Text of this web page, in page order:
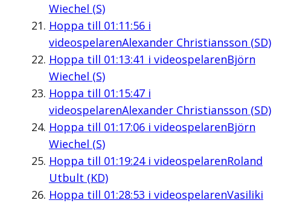
Wiechel (S)
Hoppa till 01:11:56i
videospelarenAlexander Christiansson (SD)
Hoppa till 01:13:41 i videospelarenBjörn
Wiechel (S)
Hoppa till 01:15:47i
videospelarenAlexander Christiansson (SD)
Hoppa till 01:17:06i videospelarenBjörn
Wiechel (S)
Hoppa till 01:19:24i videospelarenRoland
Utbult (KD)
Hoppa till 01:28:53 i videospelarenVasiliki